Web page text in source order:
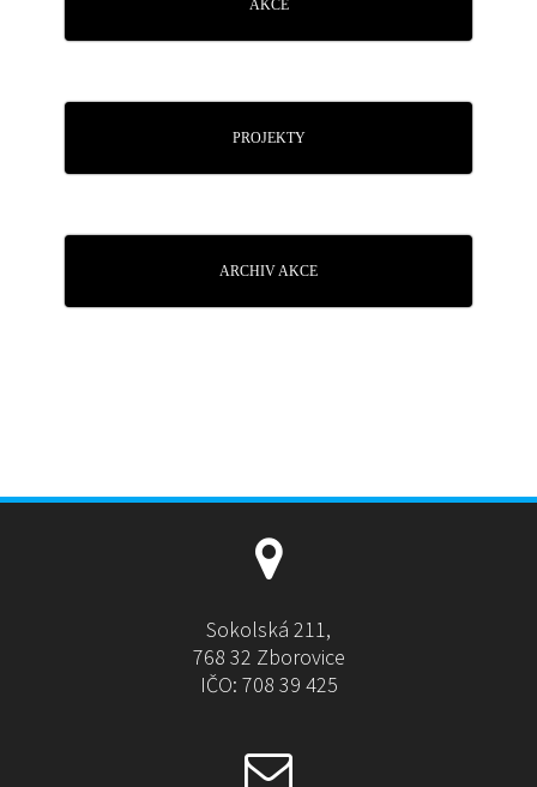
AKCE
PROJEKTY
ARCHIV AKCE
Sokolská 211,
768 32 Zborovice
IČO: 708 39 425